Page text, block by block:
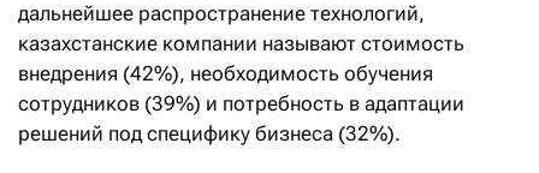
дальнейшее распространение технологий,
казахстанские компании называют стоимость
внедрения (42%), необходимость обучения
сотрудников (39%) и потребность в адаптации
решений под специфику бизнеса (32%).